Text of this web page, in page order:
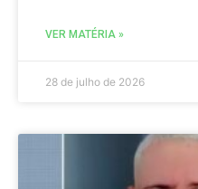
VER MATÉRIA »
28 de julho de 2026